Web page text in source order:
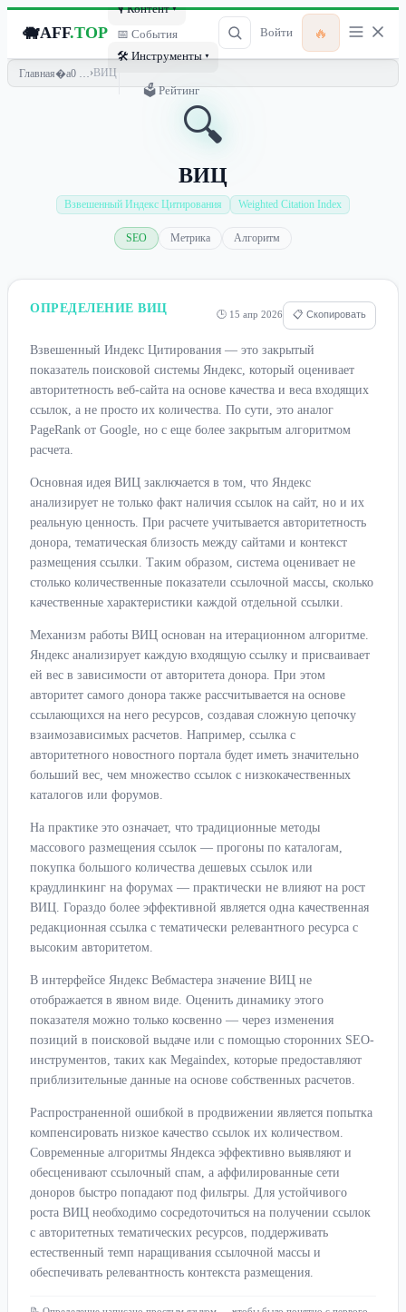
🐗AFF.TOP
🎙 Контент ▾
📅 События
🛠 Инструменты ▾
🗳 Рейтинг
Войти 🔥
Главная › ВИЦ
🔍
ВИЦ
Взвешенный Индекс Цитирования Weighted Citation Index
SEO Метрика Алгоритм
ОПРЕДЕЛЕНИЕ ВИЦ 🕒 15 апр 2026 📋 Скопировать
Взвешенный Индекс Цитирования — это закрытый
показатель поисковой системы Яндекс, который оценивает
авторитетность веб-сайта на основе качества и веса входящих
ссылок, а не просто их количества. По сути, это аналог
PageRank от Google, но с еще более закрытым алгоритмом
расчета.
Основная идея ВИЦ заключается в том, что Яндекс
анализирует не только факт наличия ссылок на сайт, но и их
реальную ценность. При расчете учитывается авторитетность
донора, тематическая близость между сайтами и контекст
размещения ссылки. Таким образом, система оценивает не
столько количественные показатели ссылочной массы, сколько
качественные характеристики каждой отдельной ссылки.
Механизм работы ВИЦ основан на итерационном алгоритме.
Яндекс анализирует каждую входящую ссылку и присваивает
ей вес в зависимости от авторитета донора. При этом
авторитет самого донора также рассчитывается на основе
ссылающихся на него ресурсов, создавая сложную цепочку
взаимозависимых расчетов. Например, ссылка с
авторитетного новостного портала будет иметь значительно
больший вес, чем множество ссылок с низкокачественных
каталогов или форумов.
На практике это означает, что традиционные методы
массового размещения ссылок — прогоны по каталогам,
покупка большого количества дешевых ссылок или
краудлинкинг на форумах — практически не влияют на рост
ВИЦ. Гораздо более эффективной является одна качественная
редакционная ссылка с тематически релевантного ресурса с
высоким авторитетом.
В интерфейсе Яндекс Вебмастера значение ВИЦ не
отображается в явном виде. Оценить динамику этого
показателя можно только косвенно — через изменения
позиций в поисковой выдаче или с помощью сторонних SEO-
инструментов, таких как Megaindex, которые предоставляют
приблизительные данные на основе собственных расчетов.
Распространенной ошибкой в продвижении является попытка
компенсировать низкое качество ссылок их количеством.
Современные алгоритмы Яндекса эффективно выявляют и
обесценивают ссылочный спам, а аффилированные сети
доноров быстро попадают под фильтры. Для устойчивого
роста ВИЦ необходимо сосредоточиться на получении ссылок
с авторитетных тематических ресурсов, поддерживать
естественный темп наращивания ссылочной массы и
обеспечивать релевантность контекста размещения.